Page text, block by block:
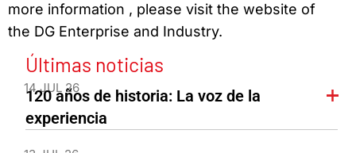
more information , please visit the website of
the DG Enterprise and Industry.
Últimas noticias
14 JUL 26
120 años de historia: La voz de la
experiencia